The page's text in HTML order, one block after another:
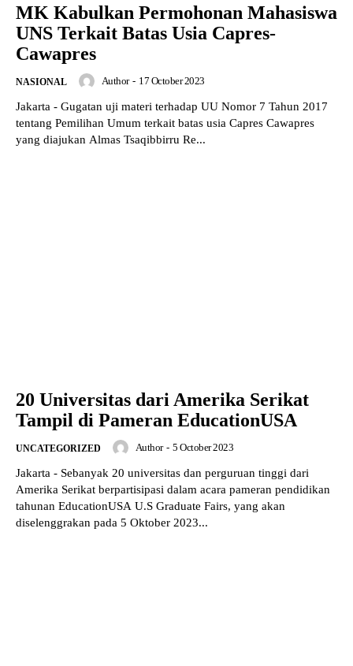
MK Kabulkan Permohonan Mahasiswa
UNS Terkait Batas Usia Capres-
Cawapres
NASIONAL Author - 17 October 2023
Jakarta - Gugatan uji materi terhadap UU Nomor 7 Tahun 2017
tentang Pemilihan Umum terkait batas usia Capres Cawapres
yang diajukan Almas Tsaqibbirru Re...
20 Universitas dari Amerika Serikat
Tampil di Pameran EducationUSA
UNCATEGORIZED Author - 5 October 2023
Jakarta - Sebanyak 20 universitas dan perguruan tinggi dari
Amerika Serikat berpartisipasi dalam acara pameran pendidikan
tahunan EducationUSA U.S Graduate Fairs, yang akan
diselenggrakan pada 5 Oktober 2023...